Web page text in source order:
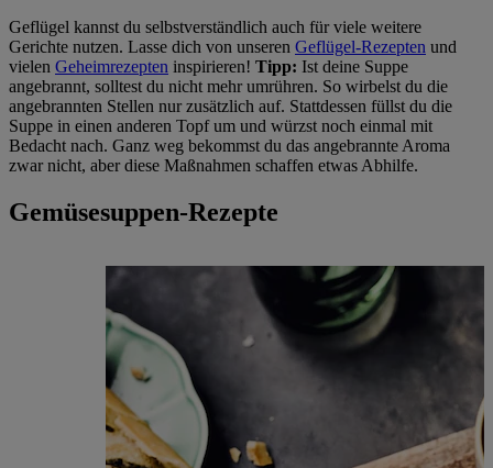
Geflügel kannst du selbstverständlich auch für viele weitere
Gerichte nutzen. Lasse dich von unseren Geflügel-Rezepten und
vielen Geheimrezepten inspirieren! Tipp: Ist deine Suppe
angebrannt, solltest du nicht mehr umrühren. So wirbelst du die
angebrannten Stellen nur zusätzlich auf. Stattdessen füllst du die
Suppe in einen anderen Topf um und würzst noch einmal mit
Bedacht nach. Ganz weg bekommst du das angebrannte Aroma
zwar nicht, aber diese Maßnahmen schaffen etwas Abhilfe.
Gemüsesuppen-Rezepte